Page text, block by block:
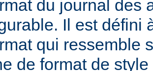
du journal des
Il est défini
qui ressemble
de format de